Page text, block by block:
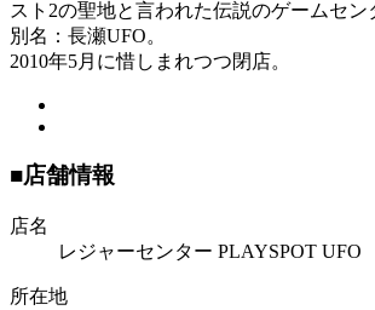
スト2の聖地と言われた伝説のゲームセン
別名：長瀬UFO。
2010年5月に惜しまれつつ閉店。
■店舗情報
店名
レジャーセンター PLAYSPOT UFO
所在地